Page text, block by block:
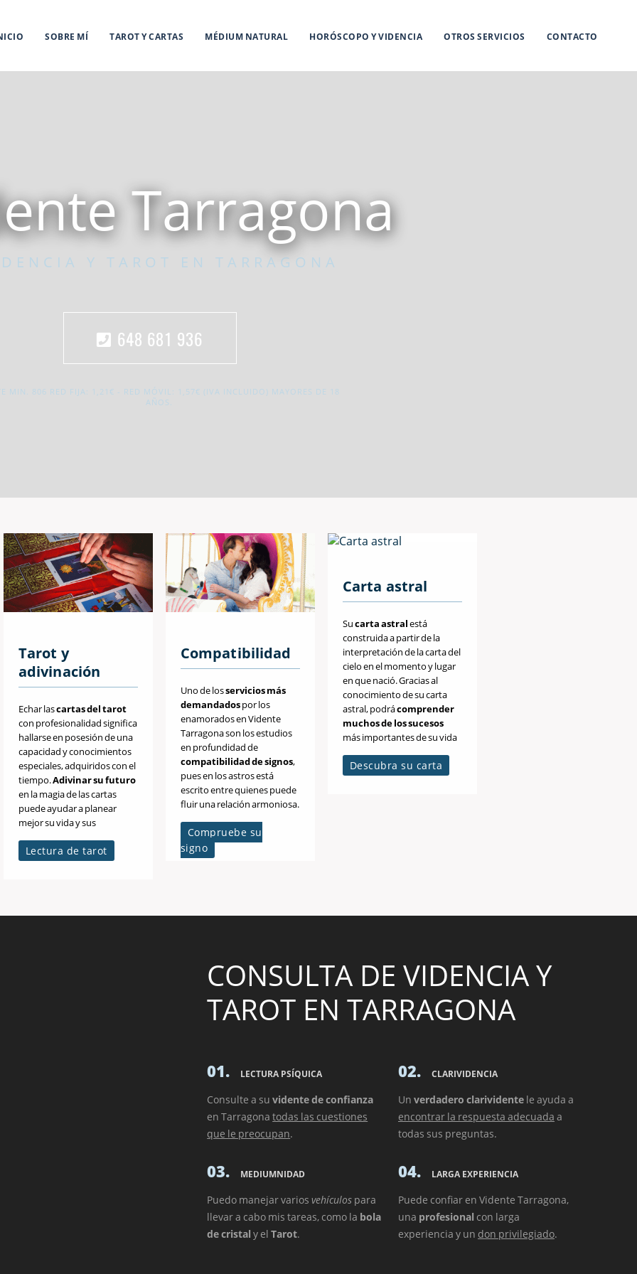
SOBRE MÍ TAROT Y CARTAS MÉDIUM NATURAL HORÓSCOPO Y VIDENCIA OTROS SERVICIOS CONTACTO
Tarragona
Y TAROT EN TARRAGONA
648 681 936
MIN. 806 RED FIJA: 1,21€ - RED MÓVIL: 1,57€ (IVA INCLUIDO) MAYORES DE 18
AÑOS.
Tarot y
adivinación
Echar lascartas del tarot
con profesionalidad significa
hallarse en posesión de una
capacidad y conocimientos
especiales, adquiridos con el
tiempo.Adivinar su futuro
en la magia de las cartas
puede ayudar a planear
mejor su vida y sus
Lectura de tarot
Compatibilidad
Uno de losservicios más
demandadospor los
enamorados en Vidente
Tarragona son los estudios
en profundidad de
compatibilidad de signos,
pues en los astros está
escrito entre quienes puede
fluir una relación armoniosa.
Compruebe su
signo
Carta astral
Sucarta astralestá
construida a partir de la
interpretación de la carta del
cielo en el momento y lugar
en que nació. Gracias al
conocimiento de su carta
astral, podrácomprender
muchos de los sucesos
más importantes de su vida
Descubra su carta
CONSULTA DE VIDENCIA Y
TAROT EN TARRAGONA
01. LECTURA PSÍQUICA
Consulte a suvidente de confianza
en Tarragonatodas las cuestiones
que le preocupan.
02. CLARIVIDENCIA
Un verdadero clarividentele ayuda a
encontrar la respuesta adecuada a
todas sus preguntas.
03. MEDIUMNIDAD
Puedo manejar variosvehículos para
llevar a cabo mis tareas, como la bola
de cristaly elTarot.
04. LARGA EXPERIENCIA
Puede confiar en Vidente Tarragona,
una profesional con larga
experiencia y un don privilegiado.